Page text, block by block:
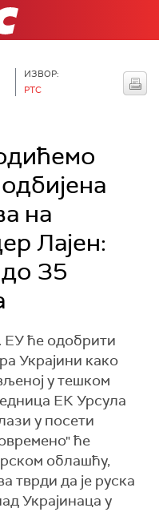
ИЗВОР:
РТС
на
Лајен:
35
ЕУ ће одобрити
Украјини како
у тешком
ЕК Урсулa
у посети
ће
облашћу,
тврди да је руска
Украјинаца у